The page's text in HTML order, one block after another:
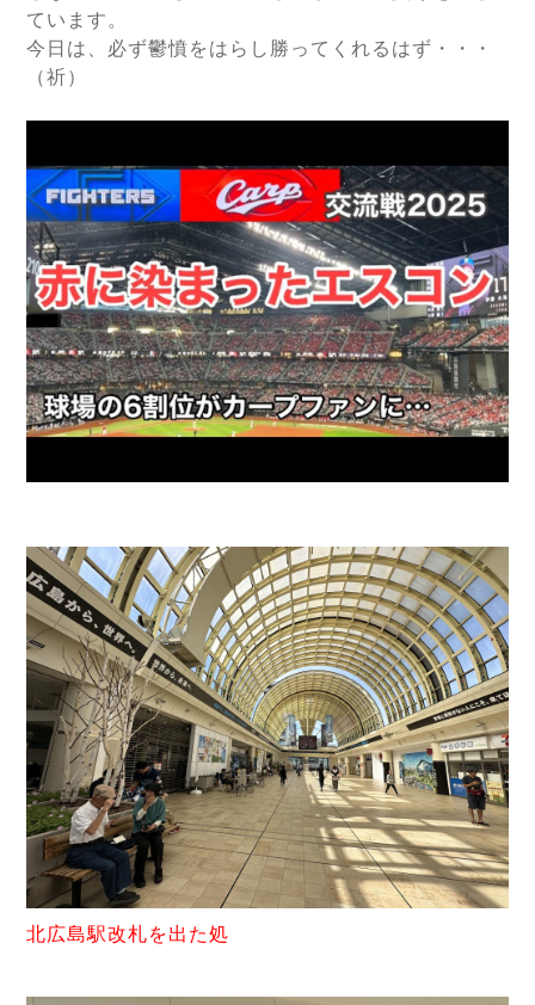
ています。
今日は、必ず鬱憤をはらし勝ってくれるはず・・・
（祈）
北広島駅改札を出た処